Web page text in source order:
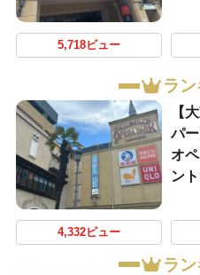
5,718ビュー
ラ
【
パ
オ
ン
4,332ビュー
ラ